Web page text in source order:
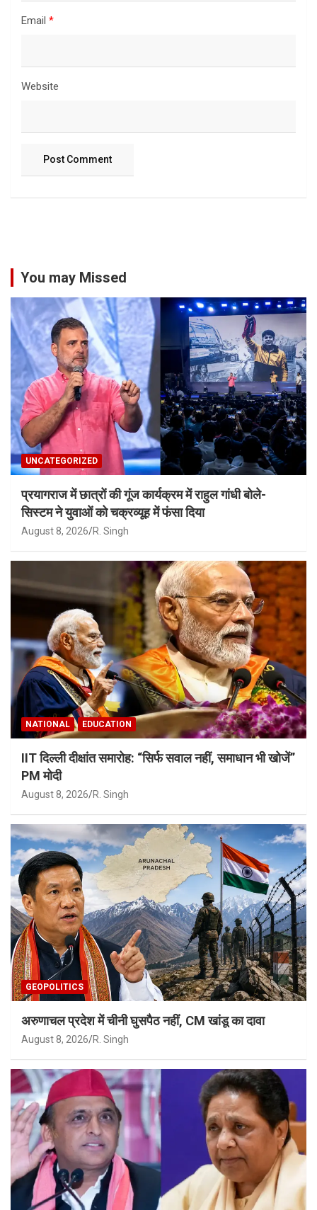
Email *
Website
You may Missed
UNCATEGORIZED
प्रयागराज में छात्रों की गूंज कार्यक्रम में राहुल गांधी बोले-
सिस्टम ने युवाओं को चक्रव्यूह में फंसा दिया
August 8, 2026 R. Singh
NATIONAL EDUCATION
IIT दिल्ली दीक्षांत समारोह: “सिर्फ सवाल नहीं, समाधान भी खोजें”
PM मोदी
August 8, 2026 R. Singh
GEOPOLITICS
अरुणाचल प्रदेश में चीनी घुसपैठ नहीं, CM खांडू का दावा
August 8, 2026 R. Singh